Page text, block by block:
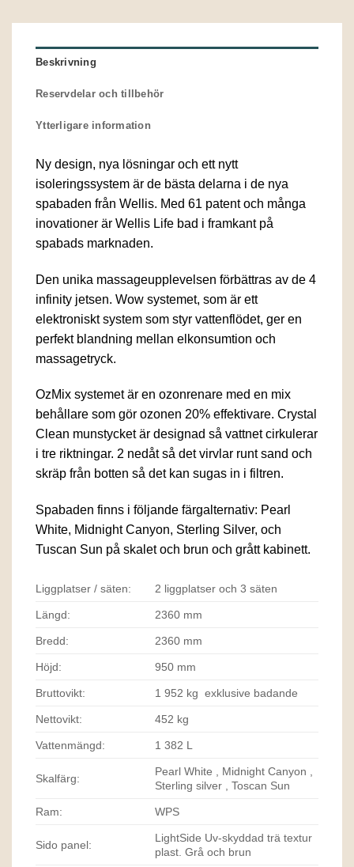
Beskrivning
Reservdelar och tillbehör
Ytterligare information
Ny design, nya lösningar och ett nytt
isoleringssystem är de bästa delarna i de nya
spabaden från Wellis. Med 61 patent och många
inovationer är Wellis Life bad i framkant på
spabads marknaden.
Den unika massageupplevelsen förbättras av de 4
infinity jetsen. Wow systemet, som är ett
elektroniskt system som styr vattenflödet, ger en
perfekt blandning mellan elkonsumtion och
massagetryck.
OzMix systemet är en ozonrenare med en mix
behållare som gör ozonen 20% effektivare. Crystal
Clean munstycket är designad så vattnet cirkulerar
i tre riktningar. 2 nedåt så det virvlar runt sand och
skräp från botten så det kan sugas in i filtren.
Spabaden finns i följande färgalternativ: Pearl
White, Midnight Canyon, Sterling Silver, och
Tuscan Sun på skalet och brun och grått kabinett.
Liggplatser / säten: 2 liggplatser och 3 säten
Längd: 2360 mm
Bredd: 2360 mm
Höjd: 950 mm
Bruttovikt: 1 952 kg exklusive badande
Nettovikt: 452 kg
Vattenmängd: 1 382 L
Skalfärg:
Pearl White , Midnight Canyon ,
Sterling silver , Toscan Sun
Ram: WPS
Sido panel:
LightSide Uv-skyddad trä textur
plast. Grå och brun